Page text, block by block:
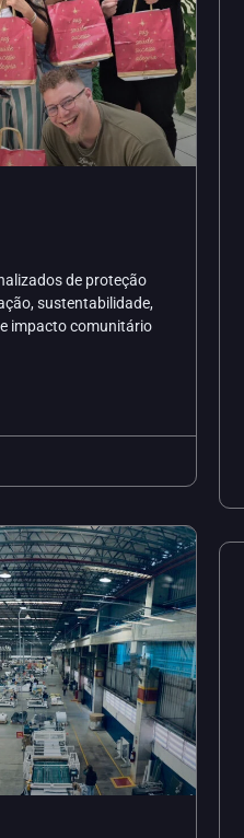
de proteção
sustentabilidade,
impacto comunitário